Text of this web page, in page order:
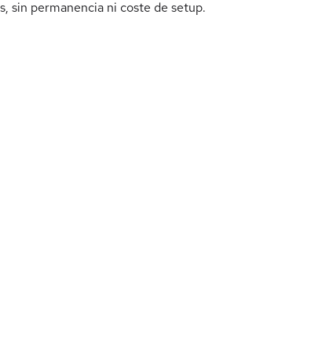
sin permanencia ni coste de setup.